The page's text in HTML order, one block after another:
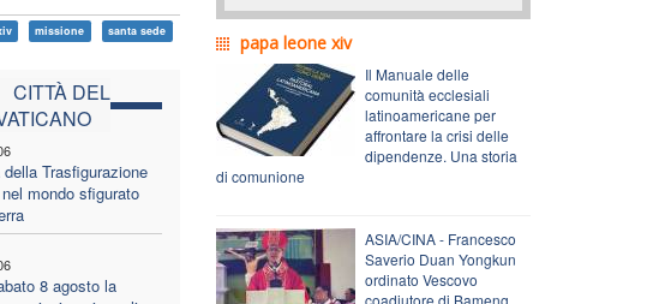
missione santa sede
CITTÀ DEL
Trasfigurazione
mondo sfigurato
8 agosto la
papa leone xiv
Il Manuale delle
comunità ecclesiali
latinoamericane per
affrontare la crisi delle
dipendenze. Una storia
di comunione
ASIA/CINA - Francesco
Saverio Duan Yongkun
ordinato Vescovo
coadiutore di Bameng